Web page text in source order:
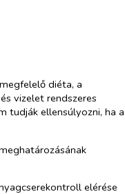
diéta, a
vizelet rendszeres
tudják ellensúlyozni, ha a
elérése